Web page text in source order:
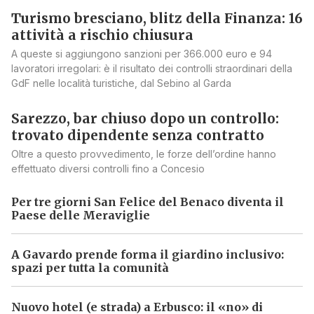
è stata riscontrata unagestione non corretta dei
fanghi in ingresso». Nel merito di quest’indagine,
Arpa ha eseguito analisi approfondite e
campionamenti, in collaborazione con i Carabineri
sono «impressionanti»
scrive il gip Elena Stefana nell’ordinanza: «Nei
campioni dei gessi in uscita dall’azienda e in
spargimento le sostanze inquinanti (fluoruri, solfati,
cloruri, nichel, rame, selenio, arsenico, idrocarburi,
non addiritturacentinaia di volte superiori ai
costruzione e gestione di impianti di recupero rifiuti,
Turismo bresciano, blitz della Finanza: 16
attività a rischio chiusura
A queste si aggiungono sanzioni per 366.000 euro e 94
lavoratori irregolari: è il risultato dei controlli straordinari della
GdF nelle località turistiche, dal Sebino al Garda
Sarezzo, bar chiuso dopo un controllo:
trovato dipendente senza contratto
Oltre a questo provvedimento, le forze dell’ordine hanno
effettuato diversi controlli fino a Concesio
Per tre giorni San Felice del Benaco diventa il
Paese delle Meraviglie
A Gavardo prende forma il giardino inclusivo:
spazi per tutta la comunità
Nuovo hotel (e strada) a Erbusco: il «no» di